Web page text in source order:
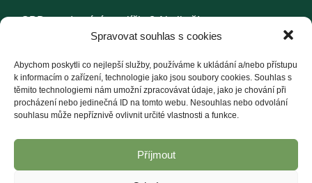
Spravovat souhlas s cookies
Abychom poskytli co nejlepší služby, používáme k ukládání a/nebo přístupu
k informacím o zařízení, technologie jako jsou soubory cookies. Souhlas s
těmito technologiemi nám umožní zpracovávat údaje, jako je chování při
procházení nebo jedinečná ID na tomto webu. Nesouhlas nebo odvolání
souhlasu může nepříznivě ovlivnit určité vlastnosti a funkce.
Příjmout
CBD pro domácí mazlíčky? Ale jistě!
Další články